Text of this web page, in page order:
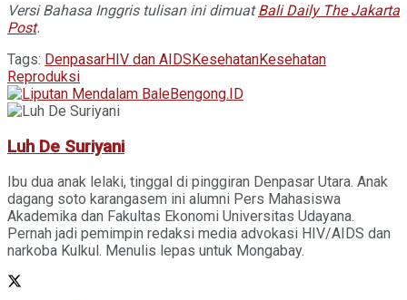
Versi Bahasa Inggris tulisan ini dimuatBali Daily The Jakarta
Post.
Tags: DenpasarHIV dan AIDSKesehatanKesehatan
Reproduksi
Luh De Suriyani
Ibu dua anak lelaki, tinggal di pinggiran Denpasar Utara. Anak
dagang soto karangasem ini alumni Pers Mahasiswa
Akademika dan Fakultas Ekonomi Universitas Udayana.
Pernah jadi pemimpin redaksi media advokasi HIV/AIDS dan
narkoba Kulkul. Menulis lepas untuk Mongabay.